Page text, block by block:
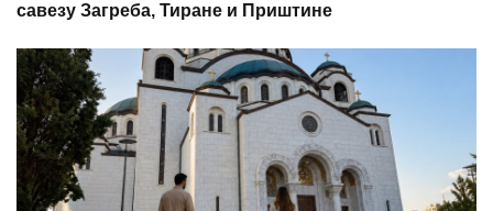
савезу Загреба, Тиране и Приштине